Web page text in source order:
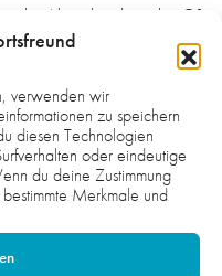
verwenden wir
zu speichern
diesen Technologien
oder eindeutige
du deine Zustimmung
Merkmale und
die Abwehrarbeit der C1
etwas unsicher wirkte, war
von der Bank wieder
zu bringen.
Sieg die
der Saison 23/24 und
ausgelassen
die Saison mit einem
die Elternvertreter